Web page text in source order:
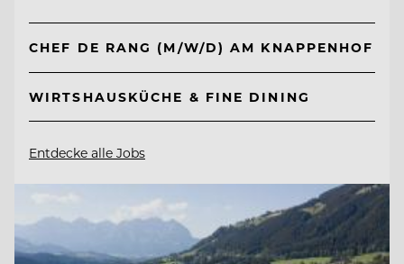
CHEF DE RANG (M/W/D) AM KNAPPENHOF
WIRTSHAUSKÜCHE & FINE DINING
Entdecke alle Jobs